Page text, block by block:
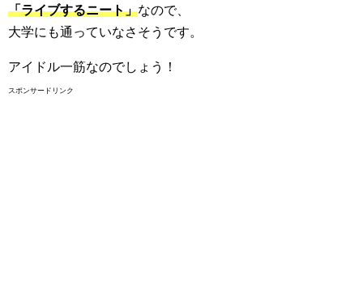
「ライブするニート」なので、
大学にも通っていなさそうです。
アイドル一筋なのでしょう！
スポンサードリンク